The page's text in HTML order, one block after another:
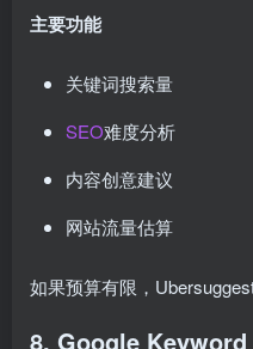
主要功能
关键词搜索量
SEO难度分析
内容创意建议
网站流量估算
如果预算有限，
8. Google